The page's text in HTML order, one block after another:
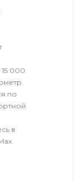
000
по
в